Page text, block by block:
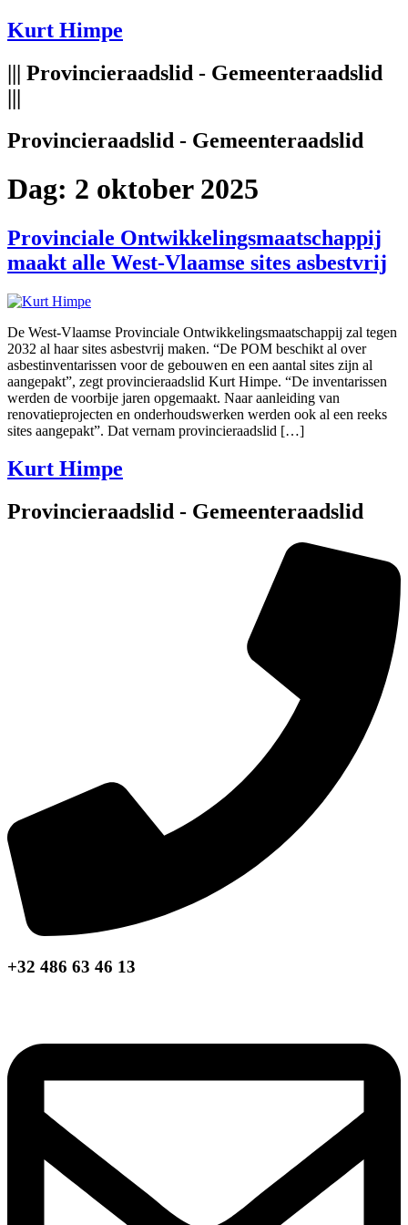
Spring
naar
inhoud
Kurt Himpe
||| Provincieraadslid - Gemeenteraadslid
|||
Provincieraadslid - Gemeenteraadslid
Dag: 2 oktober 2025
Provinciale Ontwikkelingsmaatschappij
maakt alle West-Vlaamse sites asbestvrij
De West-Vlaamse Provinciale Ontwikkelingsmaatschappij zal tegen
2032 al haar sites asbestvrij maken. “De POM beschikt al over
asbestinventarissen voor de gebouwen en een aantal sites zijn al
aangepakt”, zegt provincieraadslid Kurt Himpe. “De inventarissen
werden de voorbije jaren opgemaakt. Naar aanleiding van
renovatieprojecten en onderhoudswerken werden ook al een reeks
sites aangepakt”. Dat vernam provincieraadslid […]
Kurt Himpe
Provincieraadslid - Gemeenteraadslid
+32 486 63 46 13